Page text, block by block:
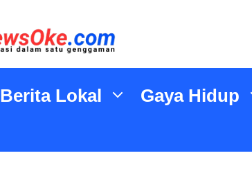
Berita Lokal Gaya Hidup